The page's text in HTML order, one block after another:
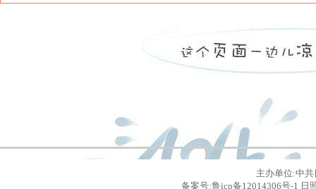
主办单位:中
备案号:鲁icp备12014306号-1